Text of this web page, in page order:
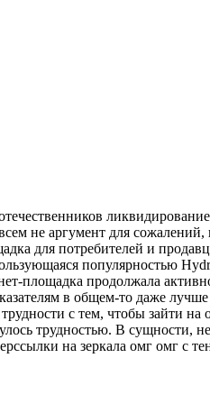
не аргумент для
для потребителей и
популярностью
площадка продолжала
в общем-то даже
с тем, чтобы зайти
трудностью. В сущности,
на зеркала омг омг